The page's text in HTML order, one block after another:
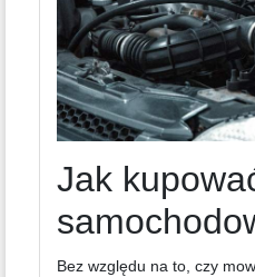
Jak
Bez względu na to, czy